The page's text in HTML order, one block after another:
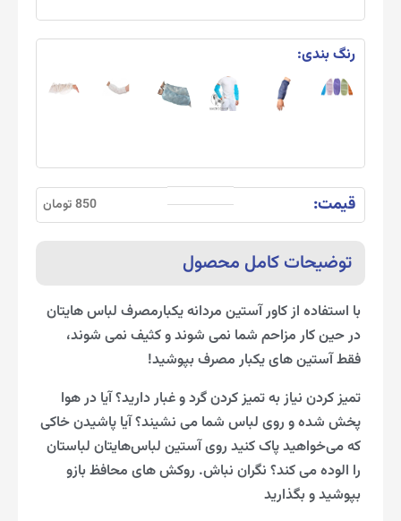
رنگ بندی:
قیمت: 850 تومان
توضیحات کامل محصول
با استفاده از کاور آستین مردانه یکبارمصرف لباس هایتان
در حین کار مزاحم شما نمی شوند و کثیف نمی شوند،
فقط آستین های یکبار مصرف بپوشید!
تمیز کردن نیاز به تمیز کردن گرد و غبار دارید؟ آیا در هوا
پخش شده و روی لباس شما می نشیند؟ آیا پاشیدن خاکی
که می‌خواهید پاک کنید روی آستین لباس‌هایتان لباستان
را الوده می کند؟ نگران نباش. روکش های محافظ بازو
بپوشید و بگذارید